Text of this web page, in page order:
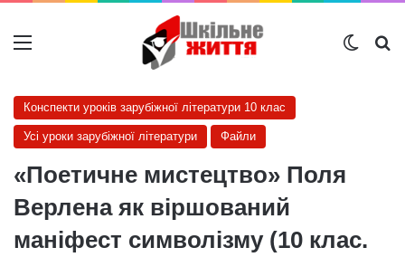
Меню
Конспекти уроків зарубіжної літератури 10 клас
Усі уроки зарубіжної літератури Файли
«Поетичне мистецтво» Поля
Верлена як віршований
маніфест символізму (10 клас.